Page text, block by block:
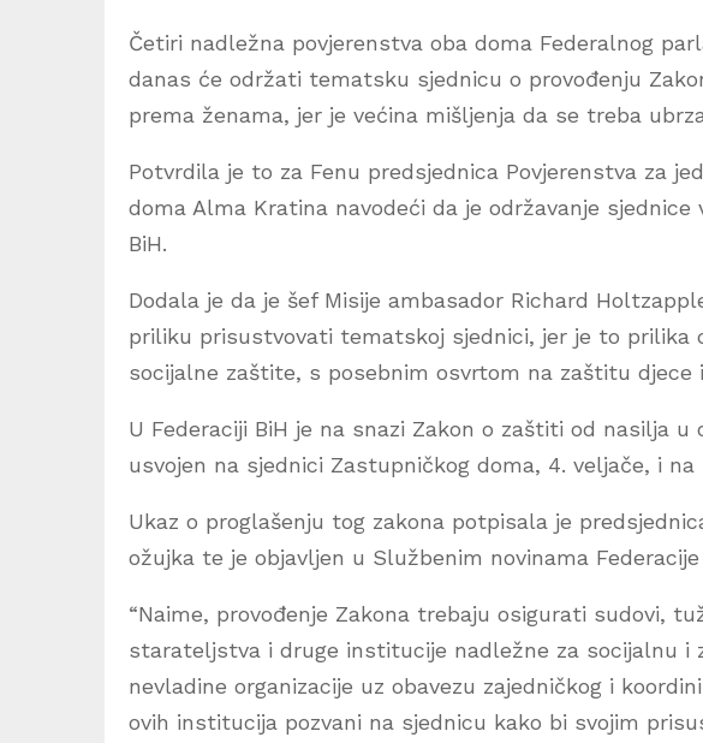
Četiri nadležna povjerenstva oba doma Federalnog
danas će održati tematsku sjednicu o provođenju
prema ženama, jer je većina mišljenja da se treba
Potvrdila je to za Fenu predsjednica Povjerenstva za
doma Alma Kratina navodeći da je održavanje sjednice
BiH.
Dodala je da je šef Misije ambasador Richard
priliku prisustvovati tematskoj sjednici, jer je to prilika
socijalne zaštite, s posebnim osvrtom na zaštitu djece
U Federaciji BiH je na snazi Zakon o zaštiti od nasilja
usvojen na sjednici Zastupničkog doma, 4. veljače, i
Ukaz o proglašenju tog zakona potpisala je
ožujka te je objavljen u Službenim novinama
“Naime, provođenje Zakona trebaju osigurati sudovi,
starateljstva i druge institucije nadležne za socijalnu i
nevladine organizacije uz obavezu zajedničkog i
ovih institucija pozvani na sjednicu kako bi svojim